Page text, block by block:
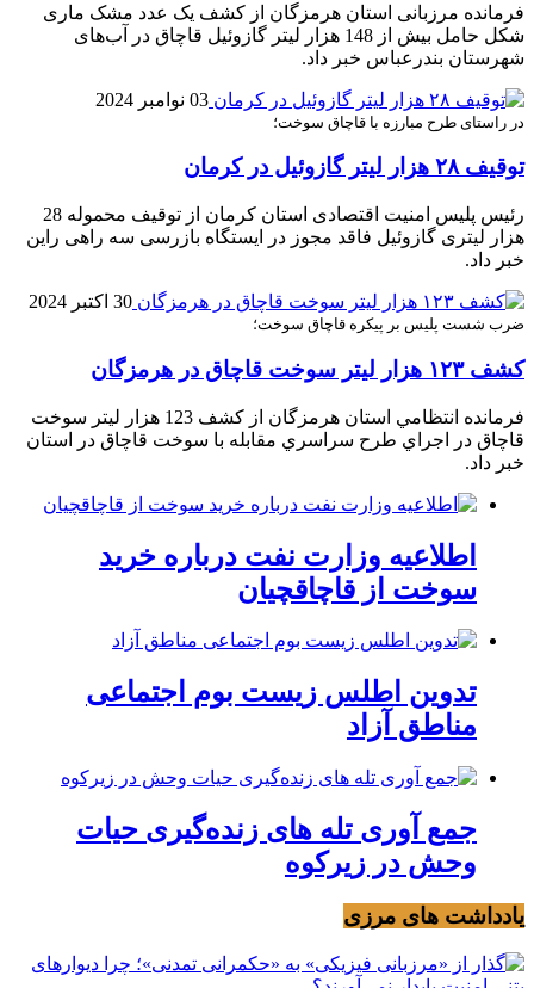
فرمانده مرزبانی استان هرمزگان از کشف يک عدد مشک ماری
شکل حامل بيش از 148 هزار ليتر گازوئيل قاچاق در آب‌های
شهرستان بندرعباس خبر داد.
03 نوامبر 2024
در راستای طرح مبارزه با قاچاق سوخت؛
توقيف ۲۸ هزار ليتر گازوئيل در کرمان
رئيس پليس امنيت اقتصادی استان کرمان از توقيف محموله 28
هزار ليتری گازوئيل فاقد مجوز در ايستگاه بازرسی سه راهی راين
خبر داد.
30 اکتبر 2024
ضرب شست پليس بر پيکره قاچاق سوخت؛
کشف ۱۲۳ هزار ليتر سوخت قاچاق در هرمزگان
فرمانده انتظامي استان هرمزگان از کشف 123 هزار ليتر سوخت
قاچاق در اجراي طرح سراسري مقابله با سوخت قاچاق در استان
خبر داد.
اطلاعیه وزارت نفت درباره خرید
سوخت از قاچاقچیان
تدوین اطلس زیست بوم اجتماعی
مناطق آزاد
جمع آوری تله های زنده‌گیری حیات
وحش در زیرکوه
یادداشت های مرزی